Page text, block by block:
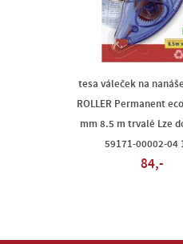
tesa váleček na
ROLLER Permanent
mm 8.5 m trvalé Lze
59171-00002-04
84,-